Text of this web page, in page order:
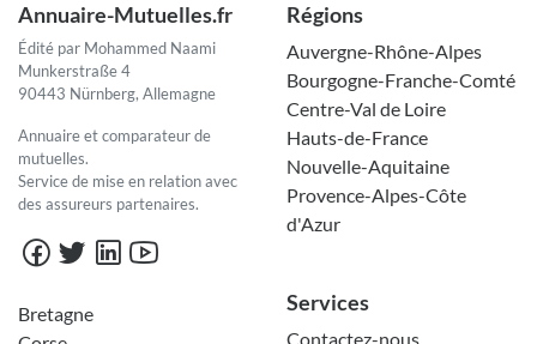
Annuaire-Mutuelles.fr
Édité par Mohammed Naami
Munkerstraße 4
90443 Nürnberg, Allemagne
Annuaire et comparateur de
mutuelles.
Service de mise en relation avec
des assureurs partenaires.
Régions
Auvergne-Rhône-Alpes
Bourgogne-Franche-Comté
Centre-Val de Loire
Hauts-de-France
Nouvelle-Aquitaine
Provence-Alpes-Côte
d'Azur
Bretagne
Services
Contactez-nous